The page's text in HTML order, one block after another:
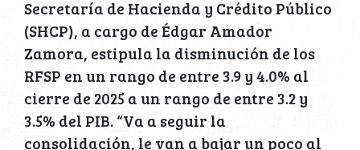
Secretaría de Hacienda y Crédito Público
(SHCP), a cargo de Édgar Amador
Zamora, estipula la disminución de los
RFSP en un rango de entre 3.9 y 4.0% al
cierre de 2025 a un rango de entre 3.2 y
3.5% del PIB. “Va a seguir la
consolidación, le van a bajar un poco al